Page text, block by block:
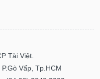
Tài Việt.
Vấp, Tp.HCM